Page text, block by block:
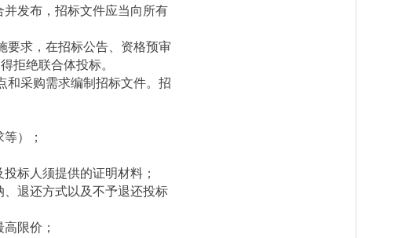
发布，招标文件应当向所有
要求，在招标公告、资格预审
拒绝联合体投标。
和采购需求编制招标文件。招
）；
标人须提供的证明材料；
、退还方式以及不予退还投标
限价；